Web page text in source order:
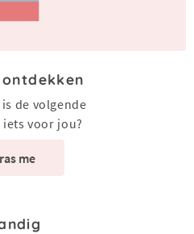
de volgende
iets voor jou?
me